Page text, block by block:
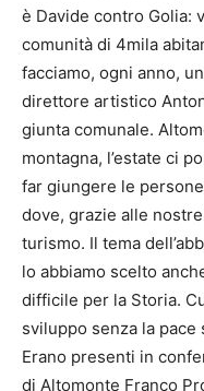
è Davide contro Golia:
comunità di 4mila
facciamo, ogni anno,
direttore artistico
giunta comunale.
montagna, l’estate ci
far giungere le
dove, grazie alle
turismo. Il tema
lo abbiamo scelto
difficile per la Storia.
sviluppo senza la pace
Erano presenti in
di Altomonte Franco